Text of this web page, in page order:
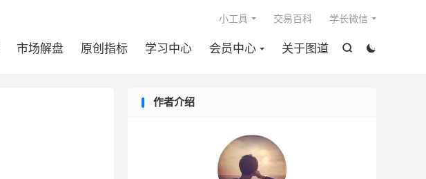


市场解盘 原创指标 学习中心 会员中心 关于图道
小工具 交易百科 学长微信
作者介绍